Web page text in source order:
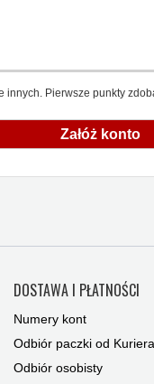
Pierwsze punkty
Załóż konto
DOSTAWA I PŁATNOŚCI
Numery kont
Odbiór paczki od Kuriera
Odbiór osobisty